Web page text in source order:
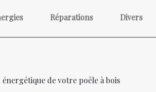
Réparations Divers
de votre poêle à bois